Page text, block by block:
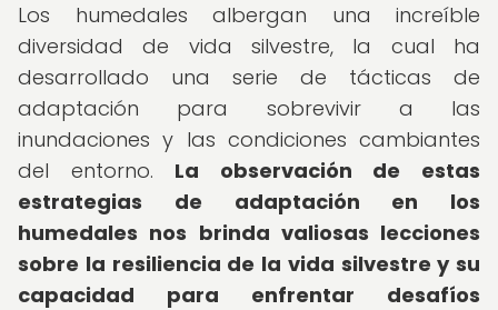
Los humedales albergan una increíble
diversidad de vida silvestre, la cual ha
desarrollado una serie de tácticas de
adaptación para sobrevivir a las
inundaciones y las condiciones cambiantes
del entorno. La observación de estas
estrategias de adaptación en los
humedales nos brinda valiosas lecciones
sobre la resiliencia de la vida silvestre y su
capacidad para enfrentar desafíos